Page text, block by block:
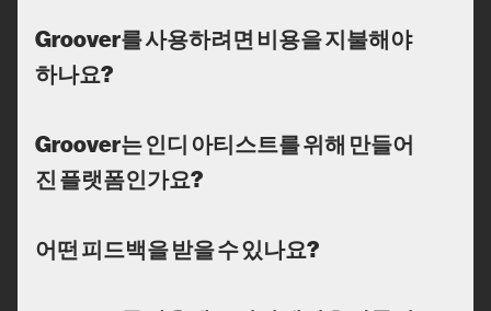
Groover를 사용하려면 비용을 지불해야
하나요?
Groover는 인디 아티스트를 위해 만들어
진 플랫폼인가요?
어떤 피드백을 받을 수 있나요?